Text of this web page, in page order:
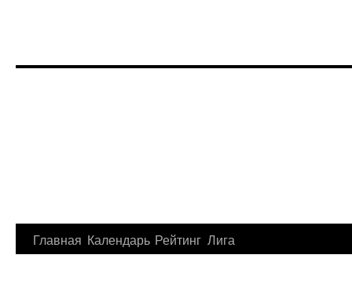
Перейти
Главная Календарь Рейтинг Лига